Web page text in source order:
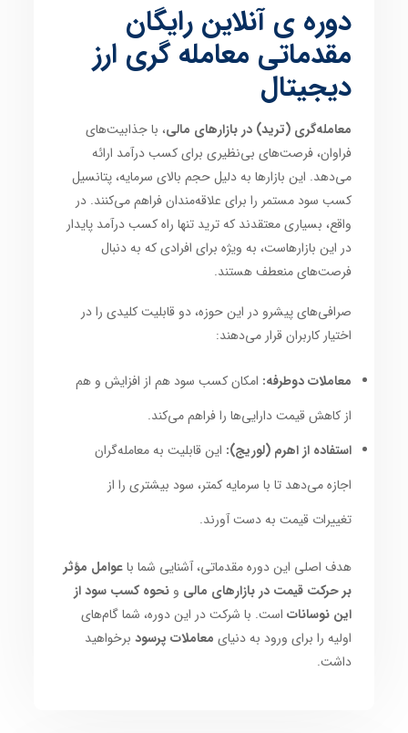
دوره ی آنلاین رایگان
مقدماتی معامله گری ارز
دیجیتال
معامله‌گری (ترید) در بازارهای مالی، با جذابیت‌های
فراوان، فرصت‌های بی‌نظیری برای کسب درآمد ارائه
می‌دهد. این بازارها به دلیل حجم بالای سرمایه، پتانسیل
کسب سود مستمر را برای علاقه‌مندان فراهم می‌کنند. در
واقع، بسیاری معتقدند که ترید تنها راه کسب درآمد پایدار
در این بازارهاست، به ویژه برای افرادی که به دنبال
فرصت‌های منعطف هستند.
صرافی‌های پیشرو در این حوزه، دو قابلیت کلیدی را در
اختیار کاربران قرار می‌دهند:
معاملات دوطرفه: امکان کسب سود هم از افزایش و هم
از کاهش قیمت دارایی‌ها را فراهم می‌کند.
استفاده از اهرم (لوریج): این قابلیت به معامله‌گران
اجازه می‌دهد تا با سرمایه کمتر، سود بیشتری را از
تغییرات قیمت به دست آورند.
هدف اصلی این دوره مقدماتی، آشنایی شما باعوامل مؤثر
بر حرکت قیمت در بازارهای مالی ونحوه کسب سود از
این نوسانات است. با شرکت در این دوره، شما گام‌های
اولیه را برای ورود به دنیای معاملات پرسود برخواهید
داشت.